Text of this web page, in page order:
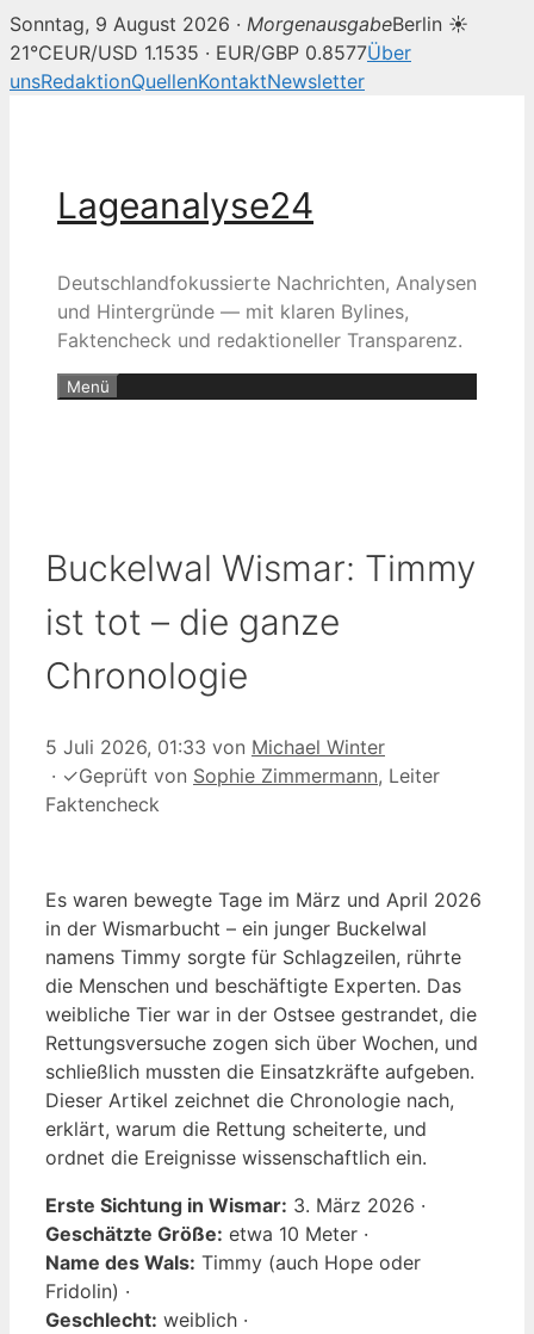
Sonntag, 9 August 2026 · MorgenausgabeBerlin ☀
21°CEUR/USD 1.1535 · EUR/GBP 0.8577Über
unsRedaktionQuellenKontaktNewsletter
Lageanalyse24
Deutschlandfokussierte Nachrichten, Analysen
und Hintergründe — mit klaren Bylines,
Faktencheck und redaktioneller Transparenz.
Menü
Buckelwal Wismar: Timmy
ist tot – die ganze
Chronologie
5 Juli 2026, 01:33 von Michael Winter
· ✓Geprüft von Sophie Zimmermann, Leiter
Faktencheck
Es waren bewegte Tage im März und April 2026
in der Wismarbucht – ein junger Buckelwal
namens Timmy sorgte für Schlagzeilen, rührte
die Menschen und beschäftigte Experten. Das
weibliche Tier war in der Ostsee gestrandet, die
Rettungsversuche zogen sich über Wochen, und
schließlich mussten die Einsatzkräfte aufgeben.
Dieser Artikel zeichnet die Chronologie nach,
erklärt, warum die Rettung scheiterte, und
ordnet die Ereignisse wissenschaftlich ein.
Erste Sichtung in Wismar: 3. März 2026 ·
Geschätzte Größe: etwa 10 Meter ·
Name des Wals: Timmy (auch Hope oder
Fridolin) ·
Geschlecht: weiblich ·